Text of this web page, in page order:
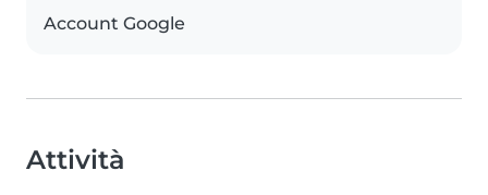
Account Google
Attività